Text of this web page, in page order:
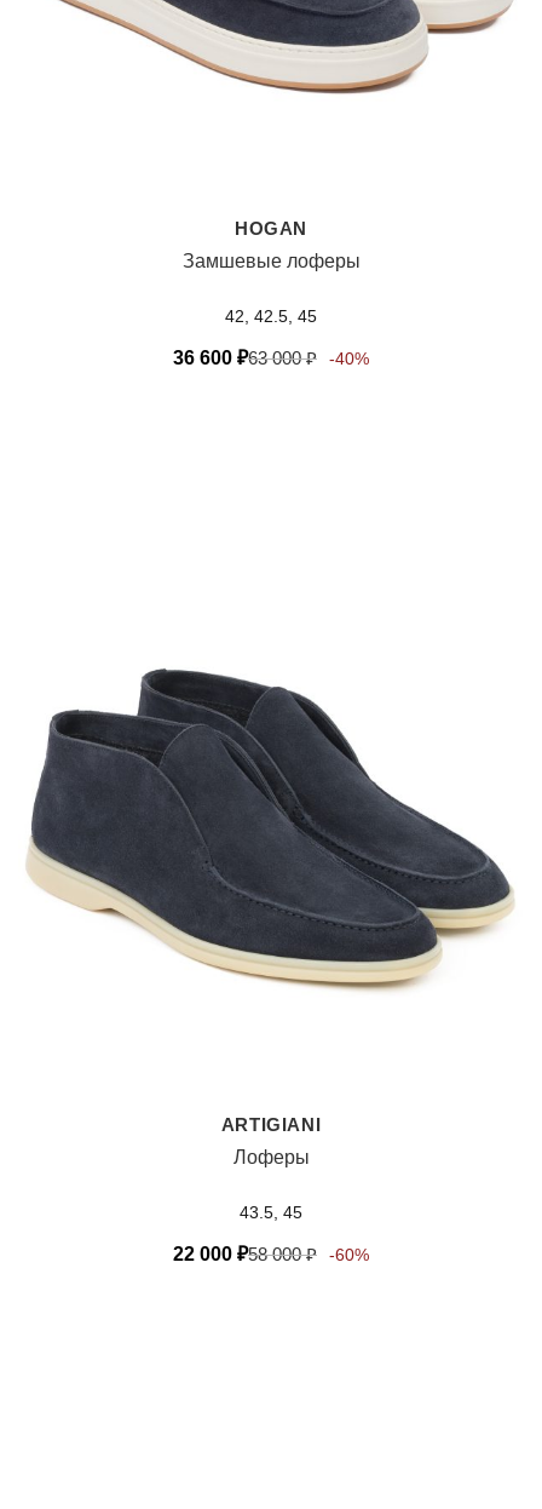
HOGAN
Замшевые лоферы
42, 42.5, 45
36 600 ₽63 000₽ -40%
ARTIGIANI
Лоферы
43.5, 45
22 000 ₽58 000₽ -60%